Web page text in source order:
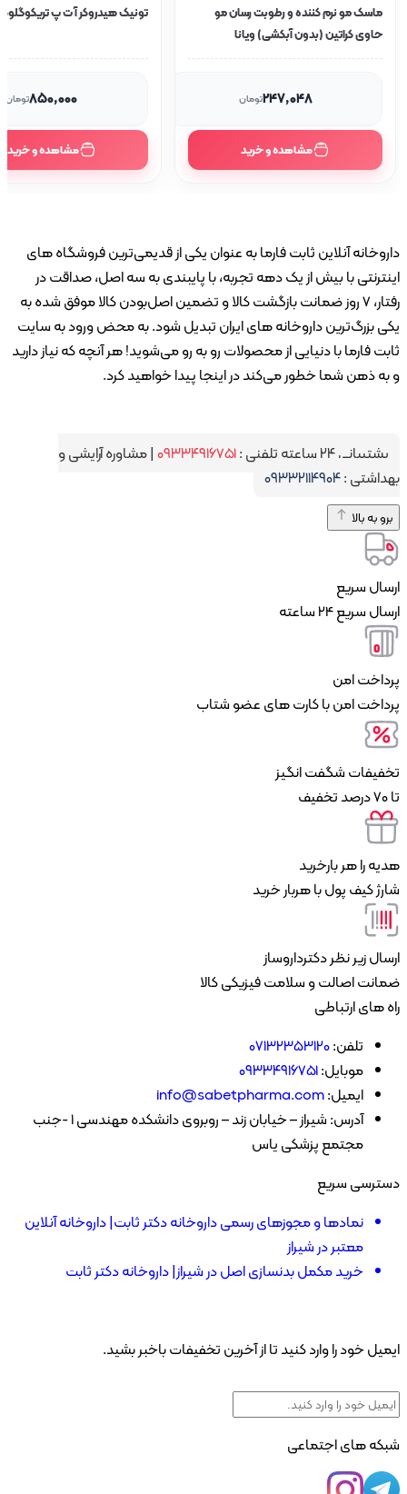
ماسک مو نرم کننده و رطوبت رسان مو
حاوی کراتین (بدون آبکشی) ویانا
تومان۲۴۷٬۰۴۸
مشاهده و خرید
تونیک هیدروکر آ ت پ تریکوگلوکال
تومان۸۵۰٬۰۰۰
مشاهده و خرید
آنلاین ثابت فارما به عنوان یکی از قدیمی‌ترین فروشگاه های
با بیش از یک دهه تجربه، با پایبندی به سه اصل، صداقت در
رفتار، ۷ روز ضمانت بازگشت کالا و تضمین اصل‌بودن کالا موفق شده به
بزرگ‌ترین داروخانه های ایران تبدیل شود. به محض ورود به سایت
فارما با دنیایی از محصولات رو به رو می‌شوید! هر آنچه که نیاز دارید
ذهن شما خطور می‌کند در اینجا پیدا خواهید کرد.
۲۴ ساعته تلفنی : ۰۹۳۳۴۹۱۶۷۵۱|مشاوره آرایشی و
:۰۹۳۳۲۱۱۴۹۰۴
به بالا
سریع
سریع 24 ساعته
امن
امن با کارت های عضو شتاب
شگفت انگیز
را هر بارخرید
کیف پول با هربار خرید
زیر نظر دکترداروساز
اصالت و سلامت فیزیکی کالا
های ارتباطی
تلفن:07132353120
موبایل:۰۹۳۳۴۹۱۶۷۵۱
ایمیل:info@sabetpharma.com
آدرس:
شیراز – خیابان زند – روبروی دانشکده مهندسی 1 -جنب
مجتمع پزشکی یاس
سریع
نمادها و مجوزهای رسمی داروخانه دکتر ثابت| داروخانه آنلاین
معتبر در شیراز
خرید مکمل بدنسازی اصل در شیراز| داروخانه دکتر ثابت
خود را وارد کنید تا از آخرین تخفیفات باخبر بشید.
های اجتماعی